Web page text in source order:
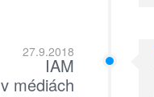
27.9.2018
IAM
v médiách